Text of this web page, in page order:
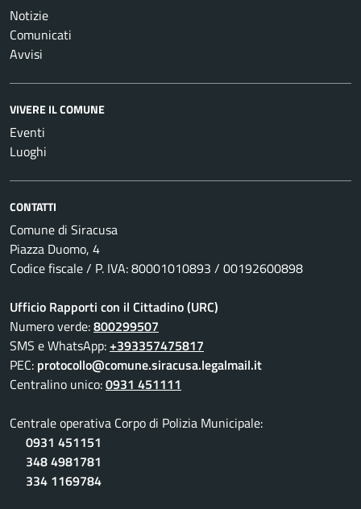
Notizie
Comunicati
Avvisi
VIVERE IL COMUNE
Eventi
Luoghi
CONTATTI
Comune di Siracusa
Piazza Duomo, 4
Codice fiscale / P. IVA: 80001010893 / 00192600898
Ufficio Rapporti con il Cittadino (URC)
Numero verde:800299507
SMS e WhatsApp:+393357475817
PEC: protocollo@comune.siracusa.legalmail.it
Centralino unico:0931 451111
Centrale operativa Corpo di Polizia Municipale:
0931 451151
348 4981781
334 1169784